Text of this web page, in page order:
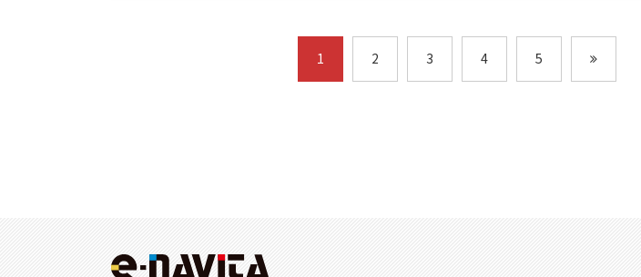
1 2 3 4 5